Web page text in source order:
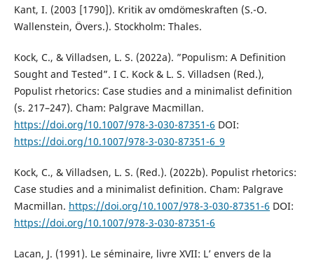
Kant, I. (2003 [1790]). Kritik av omdömeskraften (S.-O.
Wallenstein, Övers.). Stockholm: Thales.
Kock, C., & Villadsen, L. S. (2022a). ”Populism: A Definition
Sought and Tested”. I C. Kock & L. S. Villadsen (Red.),
Populist rhetorics: Case studies and a minimalist definition
(s. 217–247). Cham: Palgrave Macmillan.
https://doi.org/10.1007/978-3-030-87351-6 DOI:
https://doi.org/10.1007/978-3-030-87351-6_9
Kock, C., & Villadsen, L. S. (Red.). (2022b). Populist rhetorics:
Case studies and a minimalist definition. Cham: Palgrave
Macmillan. https://doi.org/10.1007/978-3-030-87351-6 DOI:
https://doi.org/10.1007/978-3-030-87351-6
Lacan, J. (1991). Le séminaire, livre XVII: L’ envers de la